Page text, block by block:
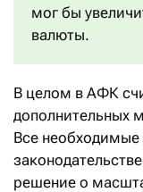
мог бы
валюты.
В целом в АФК
дополнительных
Все
решение о